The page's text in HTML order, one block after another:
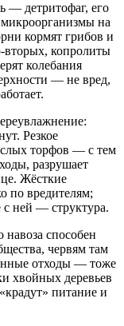
— детритофаг, его
на
кормят грибов и
копролиты
колебания
— не вред,
Резкое
торфов — с тем
разрушает
Жёсткие
по вредителям;
с ней — структура.
способен
червям там
отходы — тоже
хвойных деревьев
питание и